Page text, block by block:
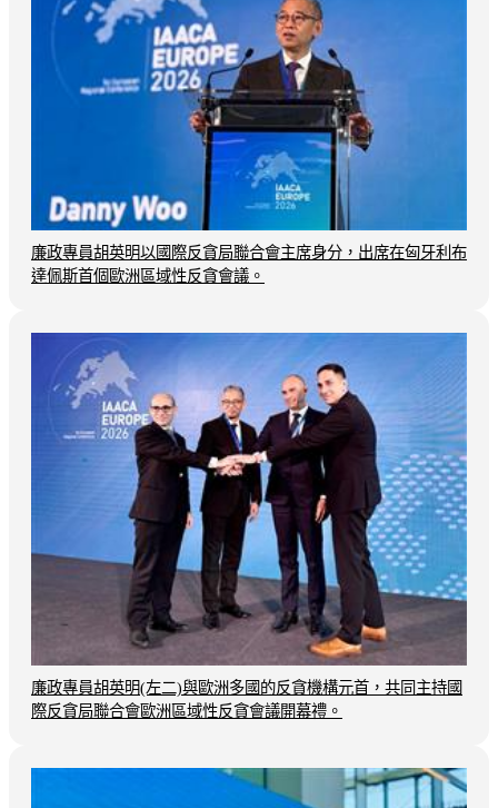
廉政專員胡英明以國際反貪局聯合會主席身分，出席在匈牙利布
達佩斯首個歐洲區域性反貪會議。
廉政專員胡英明(左二)與歐洲多國的反貪機構元首，共同主持國
際反貪局聯合會歐洲區域性反貪會議開幕禮。